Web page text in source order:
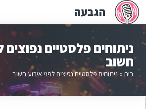
הגבעה
ניתוחים פלסטיים נפוצים
חשוב
בית »ניתוחים פלסטיים נפוצים לפני אירוע חשוב